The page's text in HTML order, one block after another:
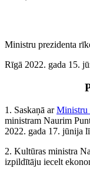
Ministru prezidenta
Rīgā 2022. gada 15.
1. Saskaņā arMinistru
ministram Naurim
2022. gada 17. jūnija
2. Kultūras ministra
izpildītāju iecelt